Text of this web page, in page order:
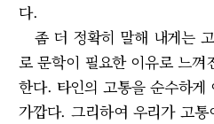
다.
좀 더 정확히 말해 내게는
로 문학이 필요한 이유로 느껴
한다. 타인의 고통을 순수하게
가깝다. 그리하여 우리가 고